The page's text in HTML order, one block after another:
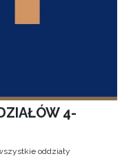
4-
oddziały